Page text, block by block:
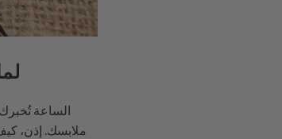
الساعة
ملابسك. إذن،